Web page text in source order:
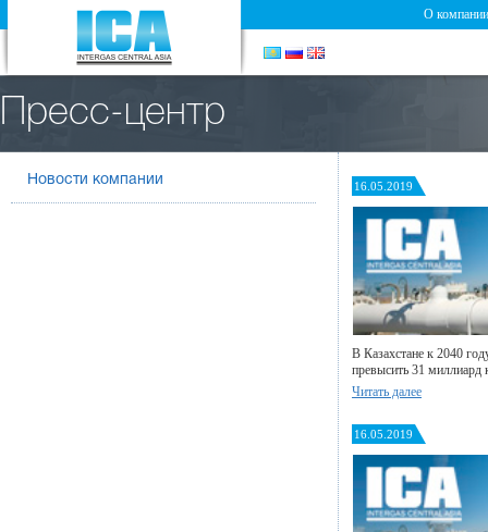
О компании
Пресс-центр
Новости компании 16.05.2019
В Казахстане к 2040
превысить 31 миллиард
Читать далее
16.05.2019